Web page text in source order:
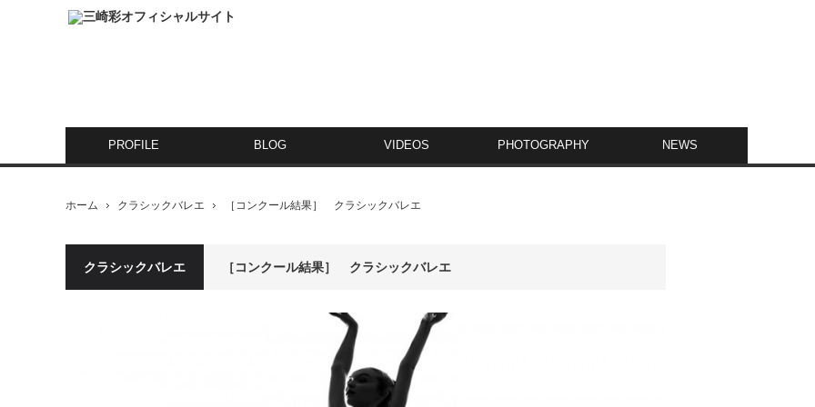
PROFILE BLOG VIDEOS PHOTOGRAPHY NEWS
ホーム クラシックバレエ ［コンクール結果］ クラシックバレエ
クラシックバレエ ［コンクール結果］ クラシックバレエ